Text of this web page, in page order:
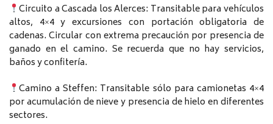
Circuito a Cascada los Alerces: Transitable para vehículos
altos, 4×4 y excursiones con portación obligatoria de
cadenas. Circular con extrema precaución por presencia de
ganado en el camino. Se recuerda que no hay servicios,
baños y confitería.
Camino a Steffen: Transitable sólo para camionetas 4×4
por acumulación de nieve y presencia de hielo en diferentes
sectores.